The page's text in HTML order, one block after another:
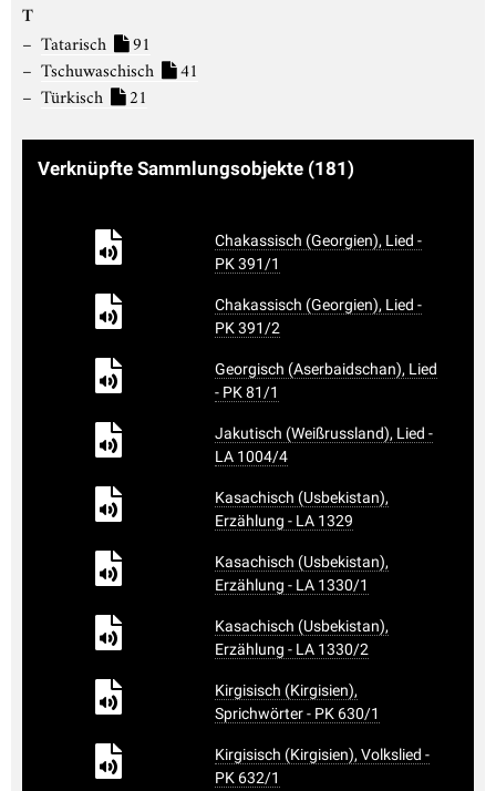
T
Tatarisch
91
Tschuwaschisch
41
Türkisch
21
Verknüpfte Sammlungsobjekte (181)
Chakassisch (Georgien), Lied -
PK 391/1
Chakassisch (Georgien), Lied -
PK 391/2
Georgisch (Aserbaidschan), Lied
- PK 81/1
Jakutisch (Weißrussland), Lied -
LA 1004/4
Kasachisch (Usbekistan),
Erzählung - LA 1329
Kasachisch (Usbekistan),
Erzählung - LA 1330/1
Kasachisch (Usbekistan),
Erzählung - LA 1330/2
Kirgisisch (Kirgisien),
Sprichwörter - PK 630/1
Kirgisisch (Kirgisien), Volkslied -
PK 632/1